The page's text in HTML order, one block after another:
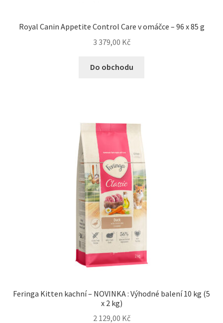
Royal Canin Appetite Control Care v omáčce – 96 x 85 g
3 379,00 Kč
Do obchodu
Feringa Kitten kachní – NOVINKA : Výhodné balení 10 kg (5
x 2 kg)
2 129,00 Kč